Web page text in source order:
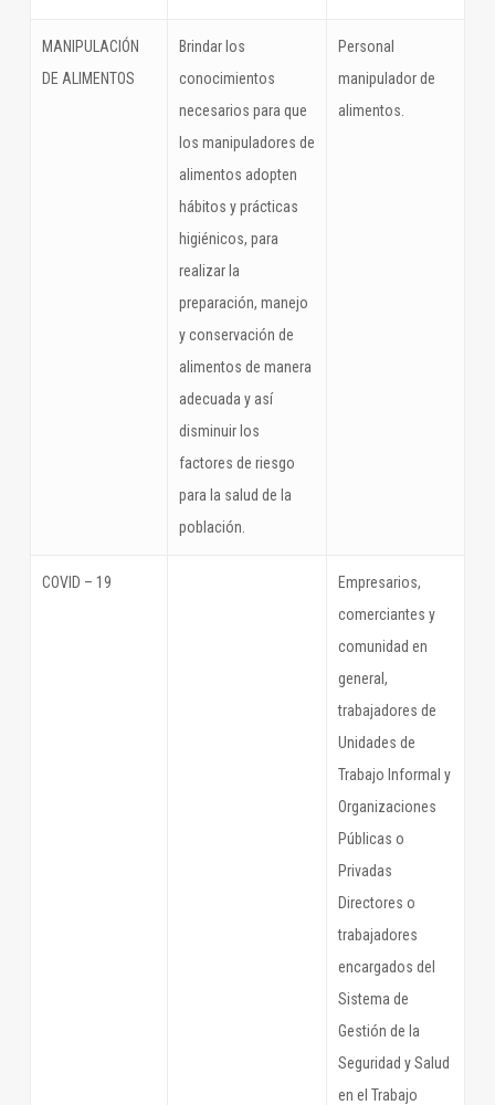
MANIPULACIÓN
DE ALIMENTOS
Brindar los
conocimientos
necesarios para que
los manipuladores de
alimentos adopten
hábitos y prácticas
higiénicos, para
realizar la
preparación, manejo
y conservación de
alimentos de manera
adecuada y así
disminuir los
factores de riesgo
para la salud de la
población.
Personal
manipulador de
alimentos.
COVID – 19
Empresarios,
comerciantes y
comunidad en
general,
trabajadores de
Unidades de
Trabajo Informal y
Organizaciones
Públicas o
Privadas
Directores o
trabajadores
encargados del
Sistema de
Gestión de la
Seguridad y Salud
en el Trabajo